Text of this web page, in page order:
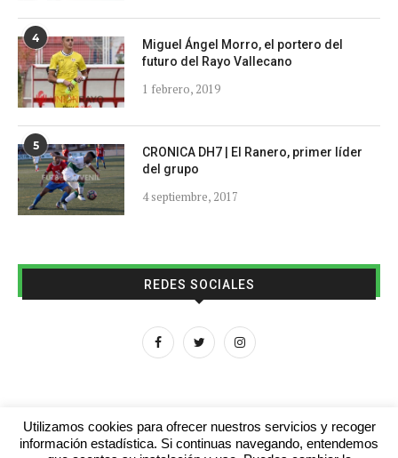
4
Miguel Ángel Morro, el portero del
futuro del Rayo Vallecano
1 febrero, 2019
5
CRONICA DH7 | El Ranero, primer líder
del grupo
4 septiembre, 2017
REDES SOCIALES
Utilizamos cookies para ofrecer nuestros servicios y recoger
información estadística. Si continuas navegando, entendemos